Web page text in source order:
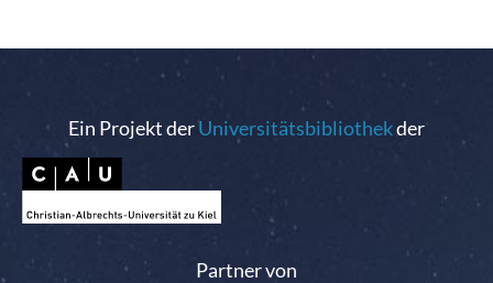
Ein Projekt derUniversitätsbibliothekder
Partner von